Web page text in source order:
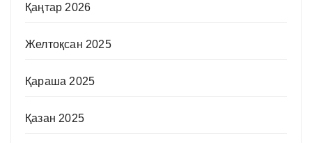
Қаңтар 2026
Желтоқсан 2025
Қараша 2025
Қазан 2025